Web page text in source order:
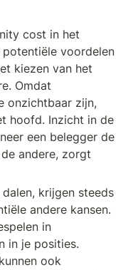
cost in het
voordelen
kiezen van het
Omdat
onzichtbaar zijn,
hoofd. Inzicht in de
een belegger de
andere, zorgt
krijgen steeds
andere kansen.
in
in je posities.
ook